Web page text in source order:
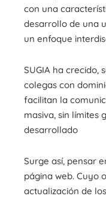
con una
desarrollo de una
un enfoque
SUGIA ha crecido,
colegas con
facilitan la
masiva, sin límites
desarrollado
Surge así, pensar
página web. Cuyo
actualización de